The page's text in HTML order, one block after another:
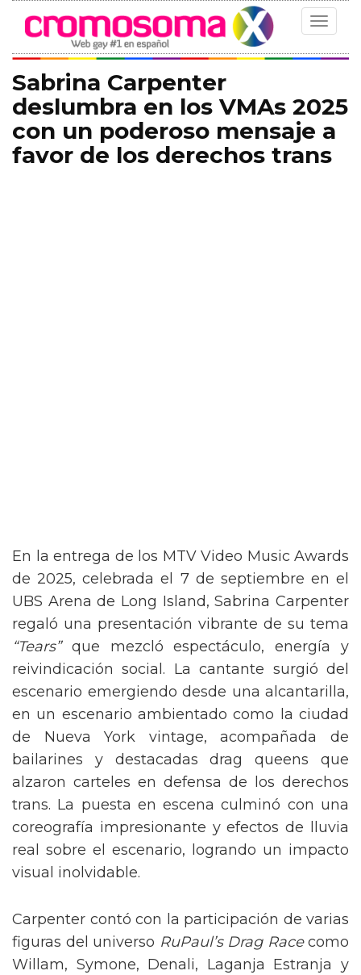
Toggle
Sabrina Carpenter
deslumbra en los VMAs 2025
con un poderoso mensaje a
favor de los derechos trans
En la entrega de los MTV Video Music Awards
de 2025, celebrada el 7 de septiembre en el
UBS Arena de Long Island, Sabrina Carpenter
regaló una presentación vibrante de su tema
“Tears”que mezcló espectáculo, energía y
reivindicación social. La cantante surgió del
escenario emergiendo desde una alcantarilla,
en un escenario ambientado como la ciudad
de Nueva York vintage, acompañada de
bailarines y destacadas drag queens que
alzaron carteles en defensa de los derechos
trans. La puesta en escena culminó con una
coreografía impresionante y efectos de lluvia
real sobre el escenario, logrando un impacto
visual inolvidable.
Carpenter contó con la participación de varias
figuras del universo RuPaul’s Drag Racecomo
Willam, Symone, Denali, Laganja Estranja y